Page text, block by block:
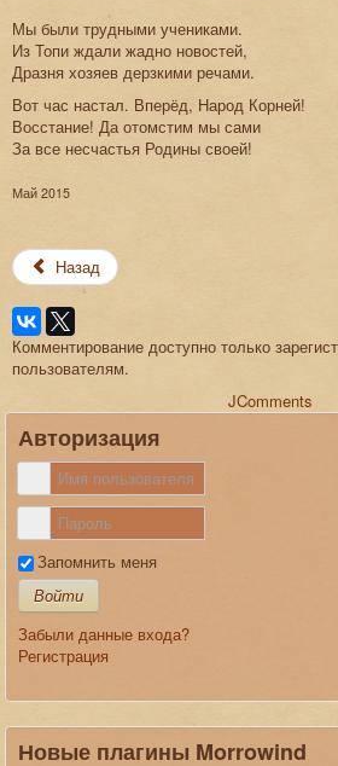
Мы были трудными учениками.
Из Топи ждали жадно новостей,
Дразня хозяев дерзкими речами.
Вот час настал. Вперёд, Народ Корней!
Восстание! Да отомстим мы сами
За все несчастья Родины своей!
Май 2015
Назад
Комментирование доступно только
пользователям.
JComments
Авторизация
Запомнить меня
Войти
Забыли данные входа?
Регистрация
Новые плагины Morrowind